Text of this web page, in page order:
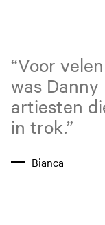
“Voor
was
artiesten
in trok.”
Bianca